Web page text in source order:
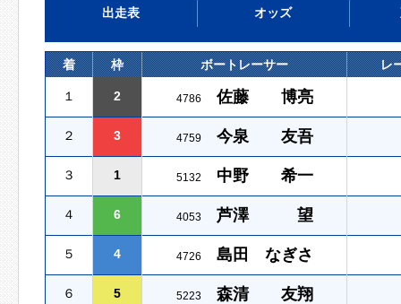
出走表 オッズ
着 枠 ボートレーサー レ
１ 2 4786 佐藤 博亮
２ 3 4759 今泉 友吾
３ 1 5132 中野 希一
４ 6 4053 芦澤 望
５ 4 4726 島田 なぎさ
６ 5 5223 森清 友翔